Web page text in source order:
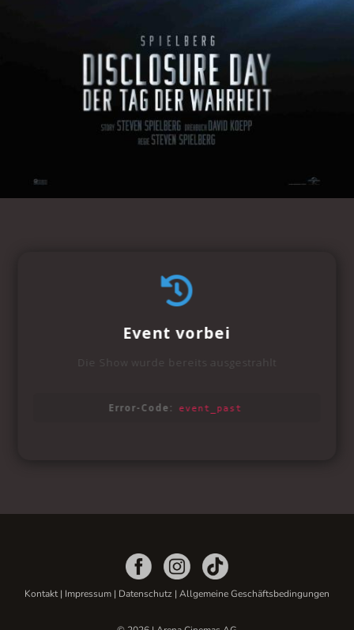
Kontakt| Impressum | Datenschutz | Allgemeine Geschäftsbedingungen